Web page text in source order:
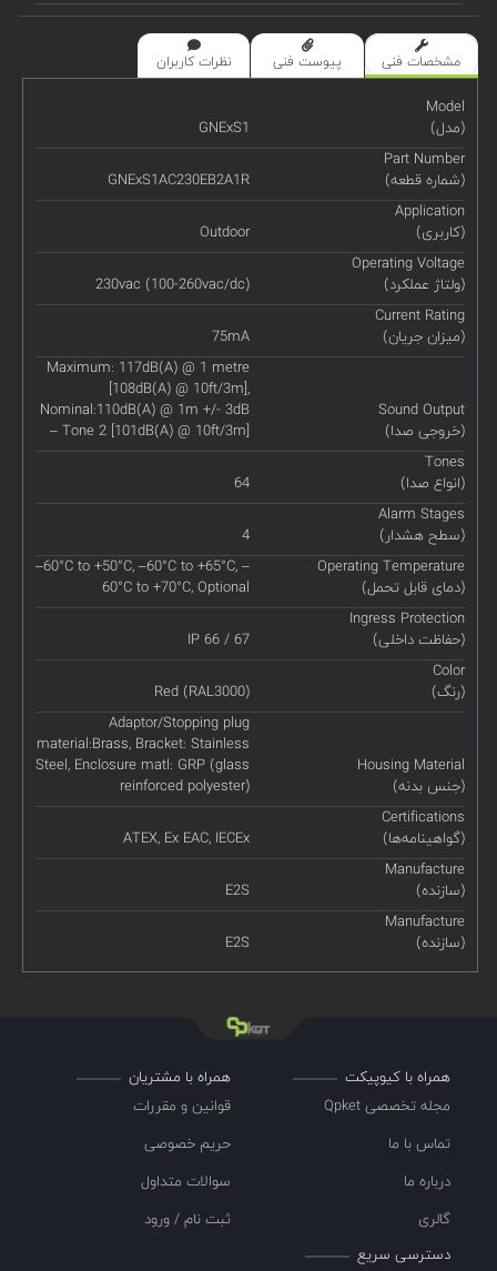
مشخصات فنی پیوست فنی نظرات کاربران
Model
(مدل)
GNExS1
Part Number
(شماره قطعه)
GNExS1AC230EB2A1R
Application
(کاربری)
Outdoor
Operating Voltage
(ولتاژ عملکرد)
230vac (100-260vac/dc)
Current Rating
(میزان جریان)
75mA
Sound Output
(خروجی صدا)
Maximum: 117dB(A) @ 1 metre
[108dB(A) @ 10ft/3m],
Nominal:110dB(A) @ 1m +/- 3dB
– Tone 2 [101dB(A) @ 10ft/3m]
Tones
(انواع صدا)
64
Alarm Stages
(سطح هشدار)
4
Operating Temperature
(دمای قابل تحمل)
–60°C to +50°C, –60°C to +65°C, –
60°C to +70°C, Optional
Ingress Protection
(حفاظت داخلی)
IP 66 / 67
Color
(رنگ)
Red (RAL3000)
Housing Material
(جنس بدنه)
Adaptor/Stopping plug
material:Brass, Bracket: Stainless
Steel, Enclosure matl: GRP (glass
reinforced polyester)
Certifications
(گواهینامه‌ها)
ATEX, Ex EAC, IECEx
Manufacture
(سازنده)
E2S
Manufacture
(سازنده)
E2S
همراه با کیوپیکت
مجله تخصصی Qpket
تماس با ما
درباره ما
گالری
همراه با مشتریان
قوانین و مقررات
حریم خصوصی
سوالات متداول
ثبت نام / ورود
دسترسی سریع